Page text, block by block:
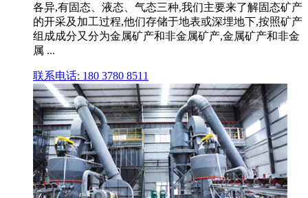
各异,有固态、液态、气态三种,我们主要来了解固态矿产
的开采及加工过程,他们存储于地表或深埋地下,按照矿产
组成成分又分为金属矿产和非金属矿产,金属矿产和非金
属 ...
联系电话: 180 3780 8511